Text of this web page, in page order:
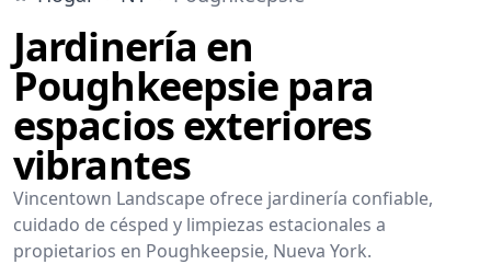
Jardinería en
Poughkeepsie para
espacios exteriores
vibrantes
Vincentown Landscape ofrece jardinería confiable,
cuidado de césped y limpiezas estacionales a
propietarios en Poughkeepsie, Nueva York.